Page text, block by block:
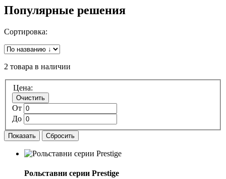
Популярные решения
Сортировка:
2 товара в наличии
Цена:
Очистить
От
До
Показать Сбросить
Рольставни серии Prestige